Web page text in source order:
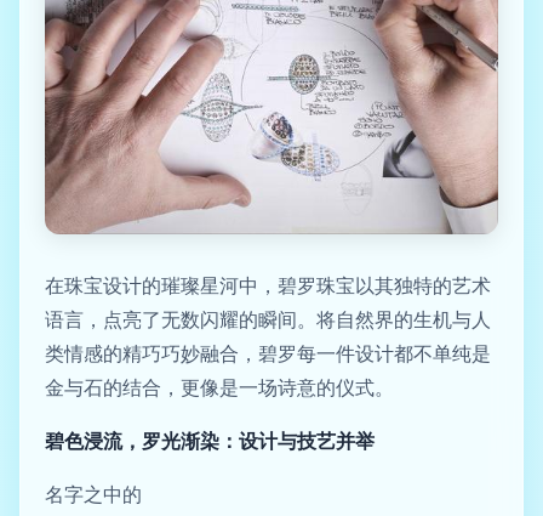
在珠宝设计的璀璨星河中，碧罗珠宝以其独特的艺术
语言，点亮了无数闪耀的瞬间。将自然界的生机与人
类情感的精巧巧妙融合，碧罗每一件设计都不单纯是
金与石的结合，更像是一场诗意的仪式。
碧色浸流，罗光渐染：设计与技艺并举
名字之中的